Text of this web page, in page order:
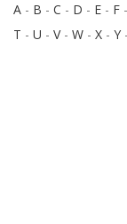
A - B - C - D - E - F -
T - U - V- W - X - Y -